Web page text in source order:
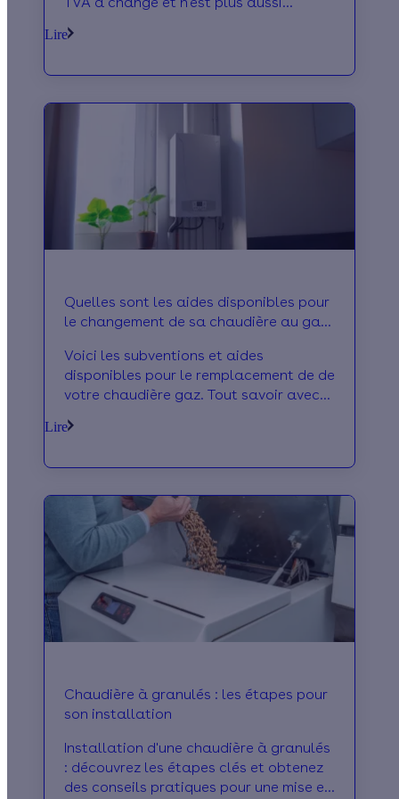
Lire
Quelles sont les aides disponibles pour
le changement de sa chaudière au gaz
Voici les subventions et aides
disponibles pour le remplacement de de
votre chaudière gaz. Tout savoir avec
Lire
Chaudière à granulés : les étapes pour
son installation
Installation d'une chaudière à granulés
: découvrez les étapes clés et obtenez
des conseils pratiques pour une mise en